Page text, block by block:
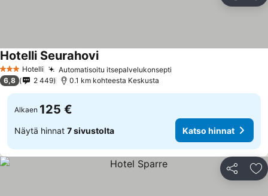
3 Tähtiluokitus
Hotelli Automatisoitu itsepalvelukonsepti
Hotelli Seurahovi
6,8 2 449 0.1 km kohteesta Keskusta
Alkaen 125 €
Näytä hinnat 7 sivustolta Katso hinnat
Jaa